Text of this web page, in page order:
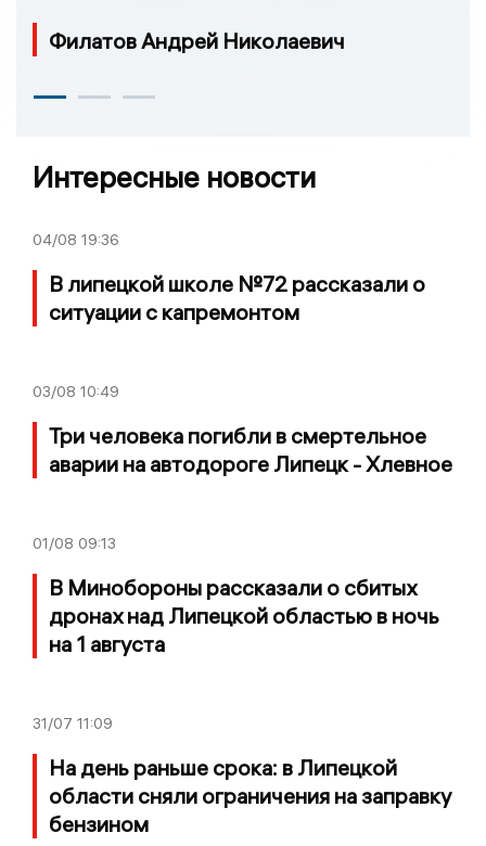
Филатов Андрей Николаевич
Интересные новости
04/08 19:36
В липецкой школе №72 рассказали о
ситуации с капремонтом
03/08 10:49
Три человека погибли в смертельное
аварии на автодороге Липецк - Хлевное
01/08 09:13
В Минобороны рассказали о сбитых
дронах над Липецкой областью в ночь
на 1 августа
31/07 11:09
На день раньше срока: в Липецкой
области сняли ограничения на заправку
бензином